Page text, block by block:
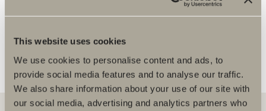
This website uses cookies
We use cookies to personalise content and ads, to
provide social media features and to analyse our traffic.
We also share information about your use of our site with
our social media, advertising and analytics partners who
FLERE FORHANDLERE